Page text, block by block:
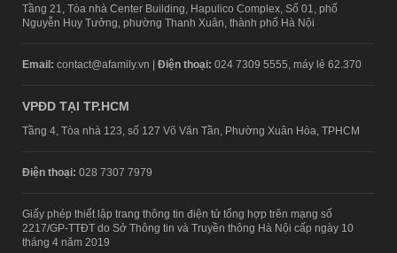
Tầng 21, Tòa nhà Center Building, Hapulico Complex, Số 01, phố
Nguyễn Huy Tưởng, phường Thanh Xuân, thành phố Hà Nội
Email: contact@afamily.vn | Điện thoại: 024 7309 5555, máy lẻ 62.370
VPĐD TẠI TP.HCM
Tầng 4, Tòa nhà 123, số 127 Võ Văn Tần, Phường Xuân Hòa, TPHCM
Điện thoại: 028 7307 7979
Giấy phép thiết lập trang thông tin điện tử tổng hợp trên mạng số
2217/GP-TTĐT do Sở Thông tin và Truyền thông Hà Nội cấp ngày 10
tháng 4 năm 2019